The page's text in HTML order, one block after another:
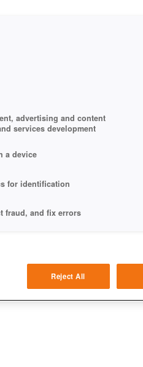
advertising and content
services development
a device
for identification
fraud, and fix errors
content
data sourcesReject All